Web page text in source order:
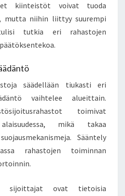
kiinteistöt voivat tuoda
mutta niihin liittyy suurempi
tutkia eri rahastojen
säädellään tiukasti eri
vaihtelee alueittain.
toimivat
alaisuudessa, mikä takaa
Sääntely
rahastojen toiminnan
sijoittajat ovat tietoisia